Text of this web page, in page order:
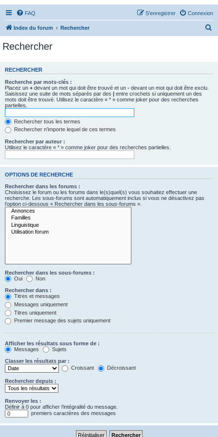
FAQ Connexion
S’enregistrer
Index du forum Rechercher
e
Rechercher
RECHERCHER
Recherche par mots-clés :
Placez un + devant un mot qui doit être trouvé et un - devant un mot qui doit être exclu.
Saisissez une suite de mots séparés par des | entre crochets si uniquement un des
mots doit être trouvé. Utilisez le caractère « * » comme joker pour des recherches
partielles.
Rechercher tous les termes
Rechercher n’importe lequel de ces termes
Rechercher par auteur :
Utilisez le caractère « * » comme joker pour des recherches partielles.
OPTIONS DE RECHERCHE
Rechercher dans les forums :
Choisissez le forum ou les forums dans le(s)quel(s) vous souhaitez effectuer une
recherche. Les sous-forums sont automatiquement inclus si vous ne désactivez pas
l’option ci-dessous « Rechercher dans les sous-forums ».
Rechercher dans les sous-forums :
Oui
Non
Rechercher dans :
Titres et messages
Messages uniquement
Titres uniquement
Premier message des sujets uniquement
Afficher les résultats sous forme de :
Messages
Sujets
Classer les résultats par :
Croissant
Décroissant
Rechercher depuis :
Renvoyer les :
Définir à 0 pour afficher l’intégralité du message.
premiers caractères des messages